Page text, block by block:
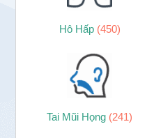
Hô Hấp (450)
Tai Mũi Họng (241)